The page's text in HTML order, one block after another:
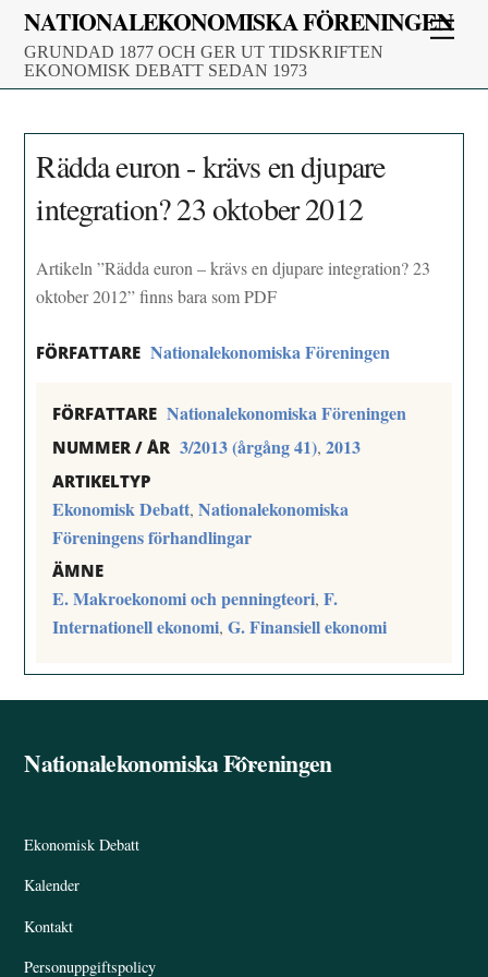
Skip
content
NATIONALEKONOMISKA FÖRENINGEN
GRUNDAD 1877 OCH GER UT TIDSKRIFTEN
EKONOMISK DEBATT SEDAN 1973
Rädda euron - krävs en djupare
integration? 23 oktober 2012
Artikeln ”Rädda euron – krävs en djupare integration? 23
oktober 2012” finns bara som PDF
FÖRFATTARE Nationalekonomiska Föreningen
FÖRFATTARE Nationalekonomiska Föreningen
NUMMER / ÅR 3/2013 (årgång 41),2013
ARTIKELTYP
Ekonomisk Debatt,Nationalekonomiska
Föreningens förhandlingar
ÄMNE
E. Makroekonomi och penningteori,F.
Internationell ekonomi,G. Finansiell ekonomi
Back
Nationalekonomiska Föreningen
Ekonomisk Debatt
Kalender
Kontakt
Personuppgiftspolicy